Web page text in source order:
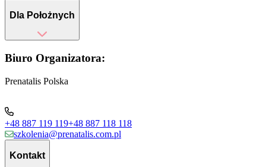
Dla Położnych
Biuro Organizatora:
Prenatalis Polska
+48 887 119 119+48 887 118 118
szkolenia@prenatalis.com.pl
Kontakt